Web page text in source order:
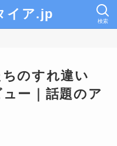
イア.jp 検索
ちのすれ違い
ー｜話題のア